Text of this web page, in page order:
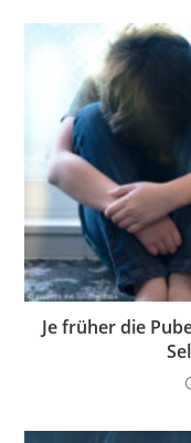
Je früher die